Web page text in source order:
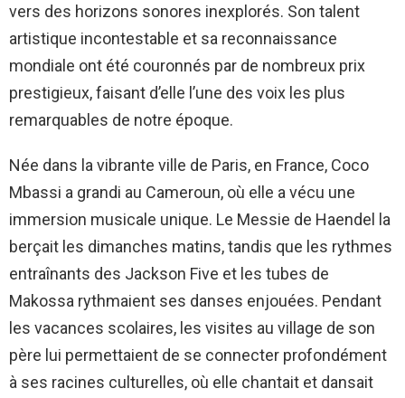
vers des horizons sonores inexplorés. Son talent
artistique incontestable et sa reconnaissance
mondiale ont été couronnés par de nombreux prix
prestigieux, faisant d’elle l’une des voix les plus
remarquables de notre époque.
Née dans la vibrante ville de Paris, en France, Coco
Mbassi a grandi au Cameroun, où elle a vécu une
immersion musicale unique. Le Messie de Haendel la
berçait les dimanches matins, tandis que les rythmes
entraînants des Jackson Five et les tubes de
Makossa rythmaient ses danses enjouées. Pendant
les vacances scolaires, les visites au village de son
père lui permettaient de se connecter profondément
à ses racines culturelles, où elle chantait et dansait